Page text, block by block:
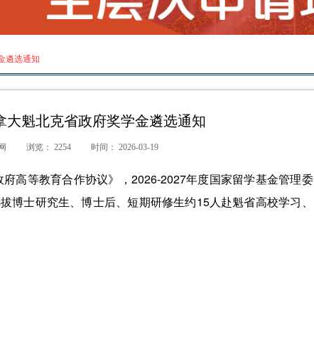
遴选通知
大魁北克省政府奖学金遴选通知
浏览： 2254 时间： 2026-03-19
高等教育合作协议》，2026-2027年度国家留学基金管理委
博士研究生、博士后、短期研修生约15人赴魁省高校学习、